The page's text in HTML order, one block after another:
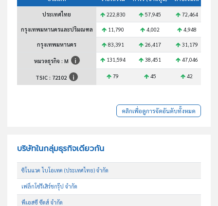
ประเทศไทย 222,830 57,945 72,464
กรุงเทพมหานครและปริมณฑล 11,790 4,002 4,948
กรุงเทพมหานคร 83,391 26,417 31,179
หมวดธุรกิจ : M 131,594 38,451 47,046
TSIC : 72102 79 45 42
คลิกเพื่อดูการจัดอันดับทั้งหมด
บริษัทในกลุ่มธุรกิจเดียวกัน
ซิโนแวค ไบโอเทค (ประเทศไทย) จำกัด
เฟล็กโซ่รีเสิร์ชกรุ๊ป จำกัด
พีเอสซี ซีดส์ จำกัด